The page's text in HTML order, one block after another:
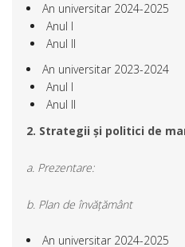
An universitar 2024-2025
Anul I
Anul II
An universitar 2023-2024
Anul I
Anul II
2. Strategii și politici de
a. Prezentare:
b. Plan de învățământ
An universitar 2024-2025